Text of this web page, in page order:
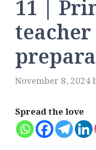
11 |
November 8, 2024
Spread the love